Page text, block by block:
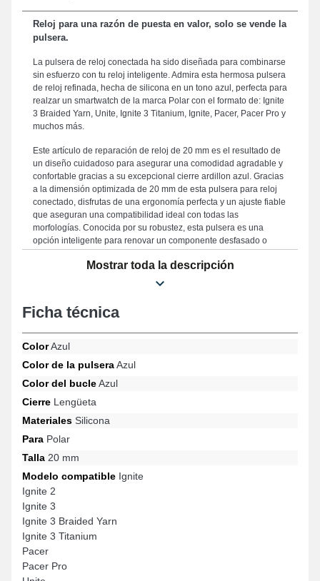
Reloj para una razón de puesta en valor, solo se vende la
pulsera.
La pulsera de reloj conectada ha sido diseñada para combinarse
sin esfuerzo con tu reloj inteligente. Admira esta hermosa pulsera
de reloj refinada, hecha de silicona en un tono azul, perfecta para
realzar un smartwatch de la marca Polar con el formato de: Ignite
3 Braided Yarn, Unite, Ignite 3 Titanium, Ignite, Pacer, Pacer Pro y
muchos más.
Este artículo de reparación de reloj de 20 mm es el resultado de
un diseño cuidadoso para asegurar una comodidad agradable y
confortable gracias a su excepcional cierre ardillon azul. Gracias
a la dimensión optimizada de 20 mm de esta pulsera para reloj
conectado, disfrutas de una ergonomía perfecta y un ajuste fiable
que aseguran una compatibilidad ideal con todas las
morfologías. Conocida por su robustez, esta pulsera es una
opción inteligente para renovar un componente desfasado o
El color azul clásico de esta pulsera de reloj aporta una
apariencia única para el uso diario. Este producto combina
como su capacidad de adaptarse a diferentes formatos como:
Unite, Ignite, Ignite 3, Ignite 3 Titanium, Pacer Pro, Ignite 2 y
muchos más de la marca Polar. Este producto de reloj de silicona
Polar se conecta adecuadamente a diferentes referencias de la
Mostrar toda la descripción
Ficha técnica
ColorAzul
Color de la pulseraAzul
Color del bucleAzul
Cierre Lengüeta
Materiales Silicona
Para Polar
Talla 20 mm
Modelo compatible Ignite
Ignite 2
Ignite 3
Ignite 3 Braided Yarn
Ignite 3 Titanium
Pacer
Pacer Pro